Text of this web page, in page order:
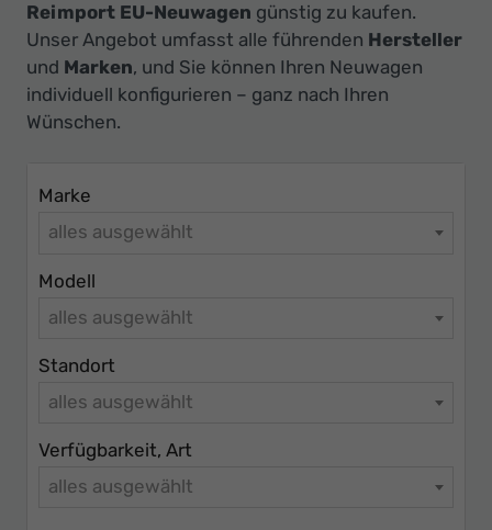
-
Ihr
Innovatives
Autohaus
Reimport EU-Neuwagen günstig zu kaufen.
Unser Angebot umfasst alle führenden Hersteller
und Marken, und Sie können Ihren Neuwagen
individuell konfigurieren – ganz nach Ihren
Wünschen.
Marke
alles ausgewählt
Modell
alles ausgewählt
Standort
alles ausgewählt
Verfügbarkeit, Art
alles ausgewählt